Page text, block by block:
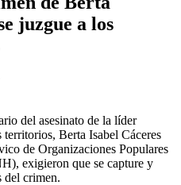
juzgue a los
del asesinato de la líder
Berta Isabel Cáceres
de Organizaciones Populares
exigieron que se capture y
del crimen.